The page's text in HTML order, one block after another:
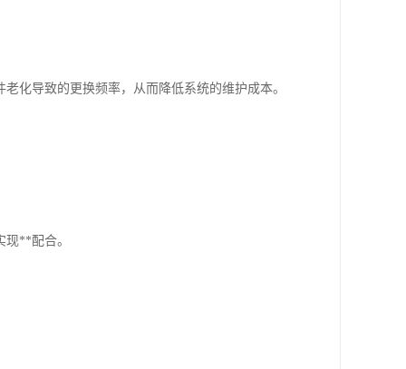
化导致的更换频率，从而降低系统的维护成本。
**配合。